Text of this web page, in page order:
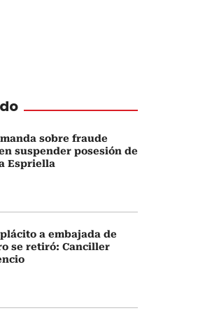
sobre fraude
suspender posesión de
Espriella
a embajada de
se retiró: Canciller